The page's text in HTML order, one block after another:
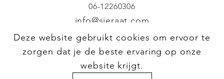
06-12260306
info@sieraat.com
2013 TC Haarlem
Deze website gebruikt cookies om ervoor te
zorgen dat je de beste ervaring op onze
website krijgt.